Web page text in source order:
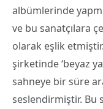
albümlerinde
ve bu sanatçılara
olarak eşlik
şirketinde ‘beyaz
sahneye bir süre
seslendirmiştir. Bu